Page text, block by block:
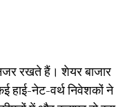
रखते हैं। शेयर बाजार
हाई-नेट-वर्थ निवेशकों ने